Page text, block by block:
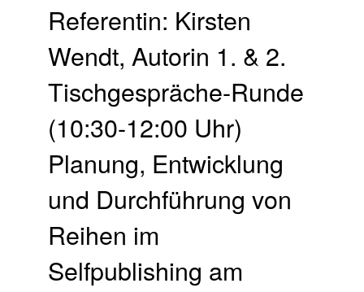
Referentin: Kirsten
Wendt, Autorin 1. & 2.
Tischgespräche-Runde
(10:30-12:00 Uhr)
Planung, Entwicklung
und Durchführung von
Reihen im
Selfpublishing am